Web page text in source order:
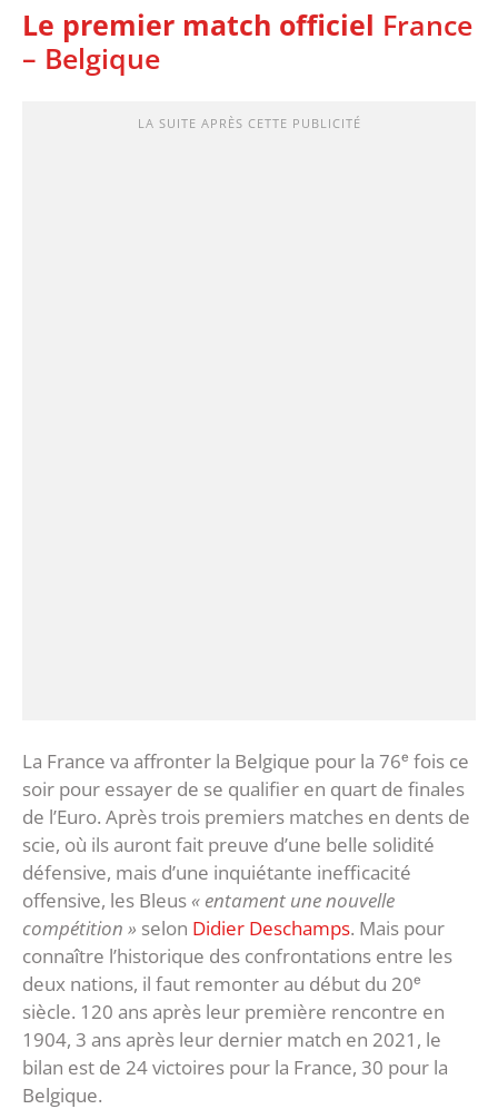
Le premier match officiel France
– Belgique
LA SUITE APRÈS CETTE PUBLICITÉ
La France va affronter la Belgique pour la 76ᵉ fois ce
soir pour essayer de se qualifier en quart de finales
de l’Euro. Après trois premiers matches en dents de
scie, où ils auront fait preuve d’une belle solidité
défensive, mais d’une inquiétante inefficacité
offensive, les Bleus« entament une nouvelle
compétition » selon Didier Deschamps. Mais pour
connaître l’historique des confrontations entre les
deux nations, il faut remonter au début du 20ᵉ
siècle. 120 ans après leur première rencontre en
1904, 3 ans après leur dernier match en 2021, le
bilan est de 24 victoires pour la France, 30 pour la
Belgique.